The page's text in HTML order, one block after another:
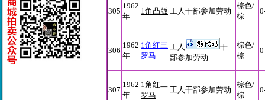
305
1962
年
1角凸版 工人干部参加劳动
棕色/
棕
306
1962
年
1角红三
罗马
工人
干
部参加劳动
棕色/
棕
307
1962
年
1角红二
罗马
工人干部参加劳动
棕色/
棕